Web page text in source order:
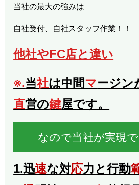
当社の最大の強みは
自社受付、自社スタッフ作業！！
他社やFC店と違い
※.当社は中間マージン
直営の鍵屋です。
なので当社が実現
1.迅速な対応力と行動